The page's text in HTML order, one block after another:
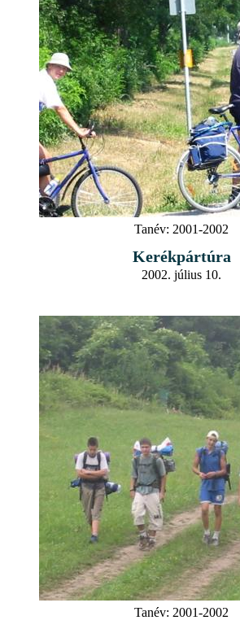
Tanév: 2001-2002
Kerékpártúra
2002. július 10.
Tanév: 2001-2002